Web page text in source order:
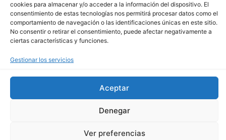
cookies para almacenar y/o acceder a la información del dispositivo. El
consentimiento de estas tecnologías nos permitirá procesar datos como el
comportamiento de navegación o las identificaciones únicas en este sitio.
No consentir o retirar el consentimiento, puede afectar negativamente a
ciertas características y funciones.
Gestionar los servicios
Aceptar
Denegar
Ver preferencias
679 19 19 24